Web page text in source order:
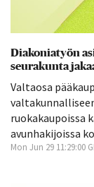
Diakoniatyön
seurakunta
Valtaosa
ruokakaupoissa
avunhakijoissa
Mon Jun 29 11:29:00